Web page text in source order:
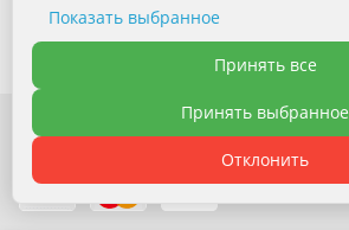
+375 (29) 389-88-68 - Специалист по продажам
Электронная почта: sales@gammatest.by
Показать выбранное
Необходимые cookie
Аналитические cookie
Функциональные cookie
Политика обработки файлов cookie
Принять все
Принять выбранное
Отклонить